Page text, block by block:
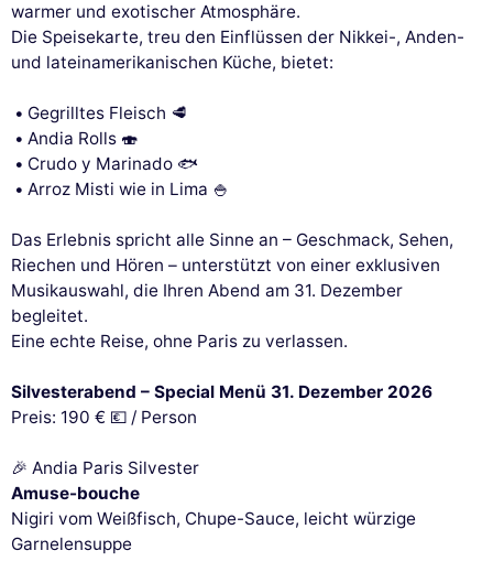
warmer und exotischer Atmosphäre.
Die Speisekarte, treu den Einflüssen der Nikkei-, Anden-
und lateinamerikanischen Küche, bietet:
Gegrilltes Fleisch 🥩
Andia Rolls 🍣
Crudo y Marinado 🐟
Arroz Misti wie in Lima 🍚
Das Erlebnis spricht alle Sinne an – Geschmack, Sehen,
Riechen und Hören – unterstützt von einer exklusiven
Musikauswahl, die Ihren Abend am 31. Dezember
begleitet.
Eine echte Reise, ohne Paris zu verlassen.
Silvesterabend – Special Menü 31. Dezember 2026
Preis: 190 € 💶 / Person
🎉 Andia Paris Silvester
Amuse-bouche
Nigiri vom Weißfisch, Chupe-Sauce, leicht würzige
Garnelensuppe